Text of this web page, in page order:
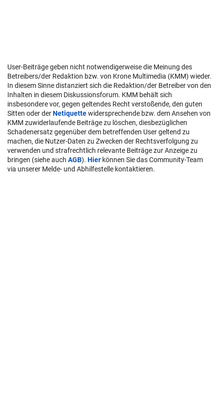
User-Beiträge geben nicht notwendigerweise die Meinung des
Betreibers/der Redaktion bzw. von Krone Multimedia (KMM) wieder.
In diesem Sinne distanziert sich die Redaktion/der Betreiber von den
Inhalten in diesem Diskussionsforum. KMM behält sich
insbesondere vor, gegen geltendes Recht verstoßende, den guten
Sitten oder derNetiquettewidersprechende bzw. dem Ansehen von
KMM zuwiderlaufende Beiträge zu löschen, diesbezüglichen
Schadenersatz gegenüber dem betreffenden User geltend zu
machen, die Nutzer-Daten zu Zwecken der Rechtsverfolgung zu
verwenden und strafrechtlich relevante Beiträge zur Anzeige zu
bringen (siehe auch AGB). Hier können Sie das Community-Team
via unserer Melde- und Abhilfestelle kontaktieren.